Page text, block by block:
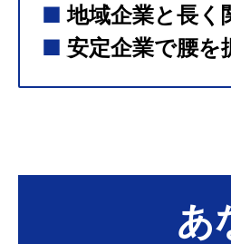
■ 地域企業と長く
■ 安定企業で腰を
あ